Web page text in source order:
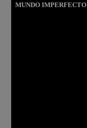
MUNDO IMPERFECTO